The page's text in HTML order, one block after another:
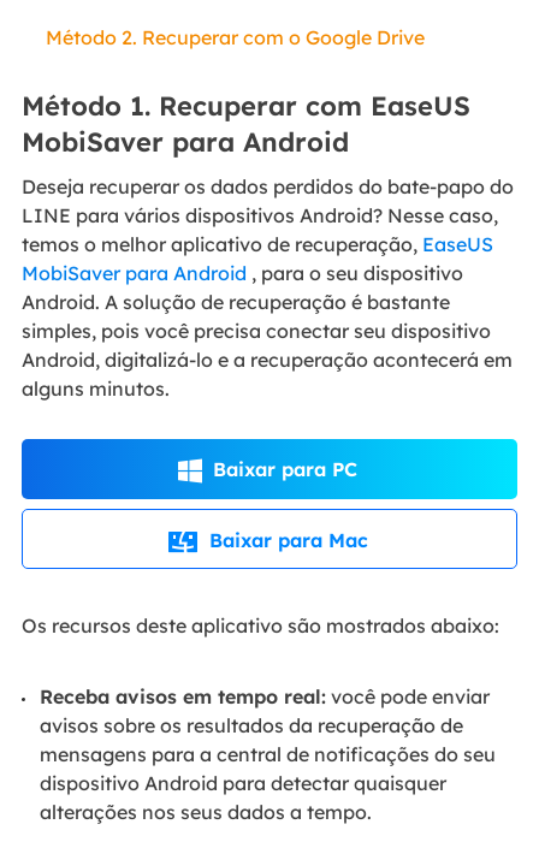
Método 2. Recuperar com o Google Drive
Método 1. Recuperar com EaseUS
MobiSaver para Android
Deseja recuperar os dados perdidos do bate-papo do
LINE para vários dispositivos Android? Nesse caso,
temos o melhor aplicativo de recuperação, EaseUS
MobiSaver para Android , para o seu dispositivo
Android. A solução de recuperação é bastante
simples, pois você precisa conectar seu dispositivo
Android, digitalizá-lo e a recuperação acontecerá em
alguns minutos.
 Baixar para PC
 Baixar para Mac
Os recursos deste aplicativo são mostrados abaixo:
Receba avisos em tempo real:você pode enviar
avisos sobre os resultados da recuperação de
mensagens para a central de notificações do seu
dispositivo Android para detectar quaisquer
alterações nos seus dados a tempo.